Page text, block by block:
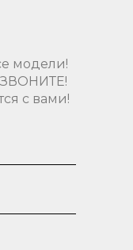
модели!
с вами!